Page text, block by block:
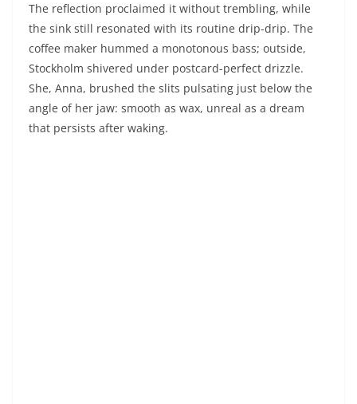
Less than an hour before the swimrun world
championships. Jonas, her partner, was sending
nervous messages:Ferry in ten minutes.She slipped on
the neoprene wetsuit, attached the timing chip to her
ankle, but the mirror wouldn’t let go; it opened a
passageway to an elsewhere saturated with sea spray
where each beat of gills sounded like a muted